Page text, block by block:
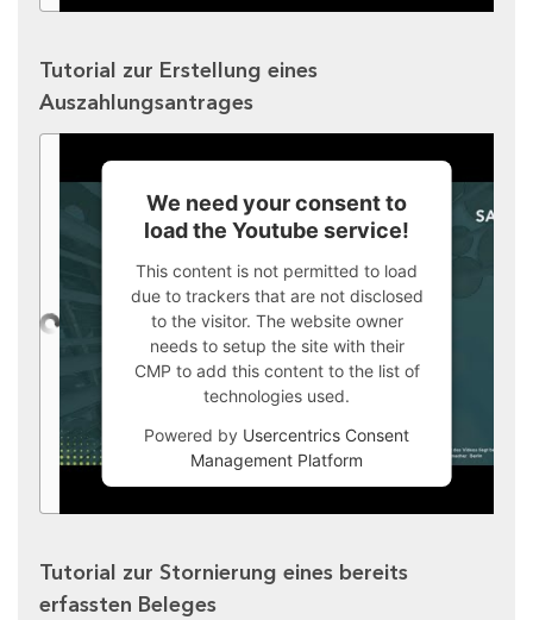
Tutorial zur Erstellung eines
Auszahlungsantrages
We need your consent to
load the Youtube service!
This content is not permitted to load
due to trackers that are not disclosed
to the visitor. The website owner
needs to setup the site with their
CMP to add this content to the list of
technologies used.
Powered by Usercentrics Consent
Management Platform
Tutorial zur Stornierung eines bereits
erfassten Beleges